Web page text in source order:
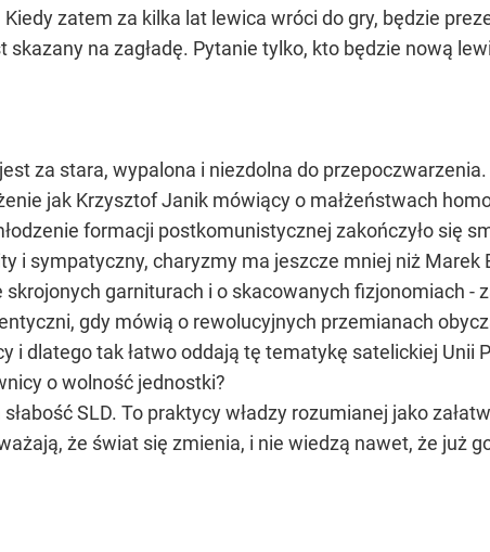
zatem za kilka lat lewica wróci do gry, będzie
skazany na zagładę. Pytanie tylko, kto będzie nową
za stara, wypalona i niezdolna do przepoczwarzenia.
jak Krzysztof Janik mówiący o małżeństwach
formacji postkomunistycznej zakończyło się
i sympatyczny, charyzmy ma jeszcze mniej niż Marek
garniturach i o skacowanych fizjonomiach -
gdy mówią o rewolucyjnych przemianach
i dlatego tak łatwo oddają tę tematykę satelickiej Unii
o wolność jednostki?
SLD. To praktycy władzy rozumianej jako
że świat się zmienia, i nie wiedzą nawet, że już